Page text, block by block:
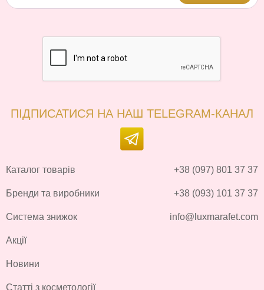
ПІДПИСАТИСЯ НА НАШ TELEGRAM-КАНАЛ
Каталог товарів
Бренди та виробники
Система знижок
Акції
Новини
Статті з косметології
+38 (097) 801 37 37
+38 (093) 101 37 37
info@luxmarafet.com